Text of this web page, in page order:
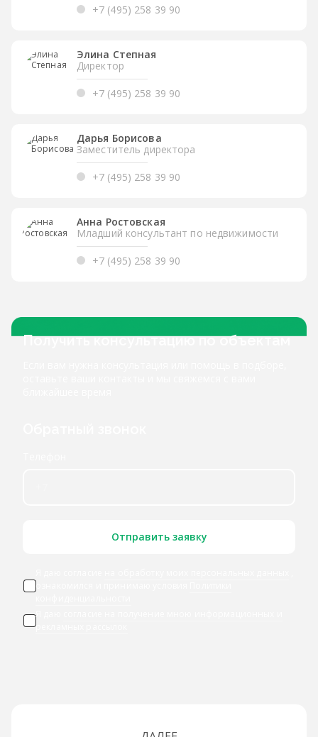
+7 (495) 258 39 90
Элина Степная
Директор
+7 (495) 258 39 90
Дарья Борисова
Заместитель директора
+7 (495) 258 39 90
Анна Ростовская
Младший консультант по недвижимости
+7 (495) 258 39 90
Получить консультацию по объектам
Отправить заявку
ознакомился и принимаю условия
Я даю
рекламных рассылок